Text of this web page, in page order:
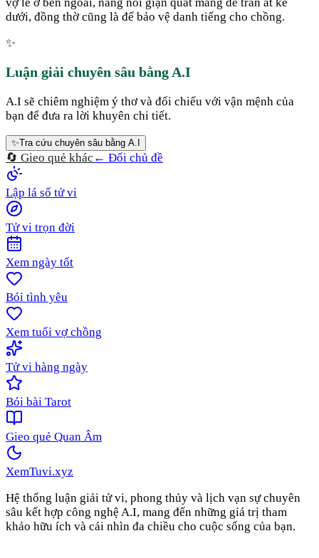
dưới, đồng thờ cũng là để bảo vệ danh tiếng cho chồng.
✨
Luận giải chuyên sâu bằng A.I
A.I sẽ chiêm nghiệm ý thơ và đối chiếu với vận mệnh của
bạn để đưa ra lời khuyên chi tiết.
✨Tra cứu chuyên sâu bằng A.I
🔄 Gieo quẻ khác ← Đổi chủ đề
Lập lá số tử vi
Tử vi trọn đời
Xem ngày tốt
Bói tình yêu
Xem tuổi vợ chồng
Tử vi hàng ngày
Bói bài Tarot
Gieo quẻ Quan Âm
XemTuvi.xyz
Hệ thống luận giải tử vi, phong thủy và lịch vạn sự chuyên
sâu kết hợp công nghệ A.I, mang đến những giá trị tham
khảo hữu ích và cái nhìn đa chiều cho cuộc sống của bạn.